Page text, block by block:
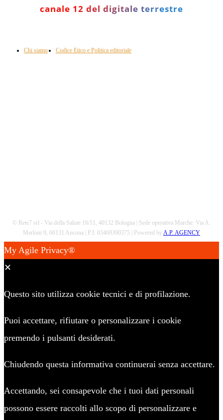
canale 12 del digitale terrestre
Chi siamo Codice Etico e Politica editoriale
© Rete7 srl - Via della Salute 16/11, 40132 Bologna | Sede operativa Marche: Via A.
Merloni 9, 60131 Ancona | P.I. 03469390375 | Powered byA.P. AGENCY
My Agile Privacy®
✕
Questo sito utilizza cookie tecnici e di profilazione.
Puoi accettare, rifiutare o personalizzare i cookie
premendo i pulsanti desiderati.
Chiudendo questa informativa continuerai senza accettare.
Accettando, sei consapevole che i tuoi dati personali
possono essere raccolti allo scopo di personalizzare e